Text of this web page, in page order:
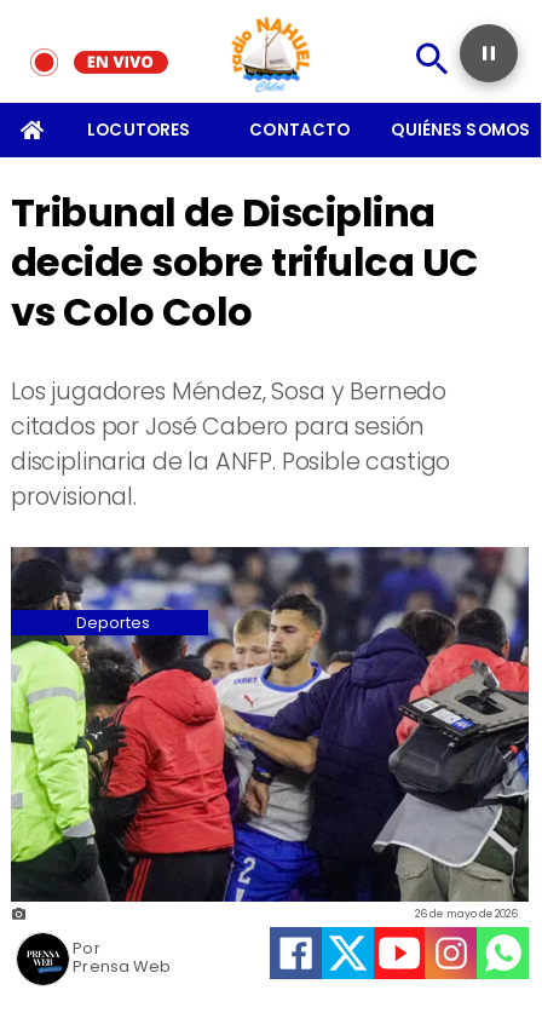
LOCUTORES CONTACTO QUIÉNES SOMOS
Tribunal de Disciplina
decide sobre trifulca UC
vs Colo Colo
Los jugadores Méndez, Sosa y Bernedo
citados por José Cabero para sesión
disciplinaria de la ANFP. Posible castigo
provisional.
Prensa Web
26 de mayo de 2026
Deportes
Por